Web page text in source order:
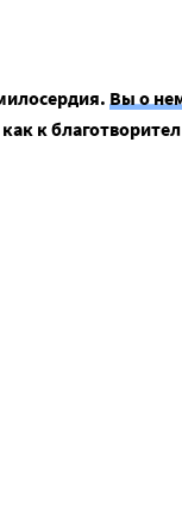
Вы о
к